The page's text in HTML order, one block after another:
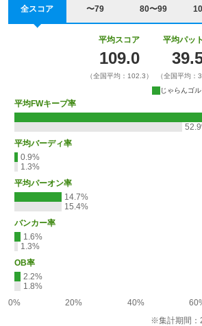
全スコア 〜79 80〜99
平均スコア
109.0
（全国平均：102.3）
平均パッ
（全国平均：
じゃらんゴ
平均FWキープ率
平均バーディ率
0.9%
1.3%
平均パーオン率
14.7%
15.4%
バンカー率
1.6%
1.3%
OB率
2.2%
1.8%
0%
20% 40%
※集計期間：